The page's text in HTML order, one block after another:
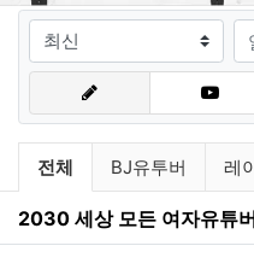
검색조건
유튜브링크 분류
전체 BJ유투버 레
2030 세상 모든 여자유튜